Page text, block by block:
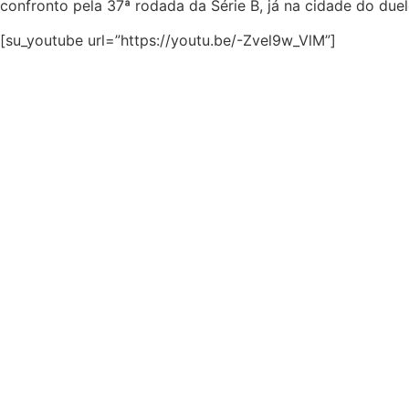
confronto pela 37ª rodada da Série B, já na cidade do
[su_youtube url=”https://youtu.be/-Zvel9w_VlM”]